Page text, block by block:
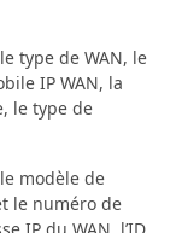
type de WAN, le
IP WAN, la
le type de
modèle de
le numéro de
IP du WAN, l’ID